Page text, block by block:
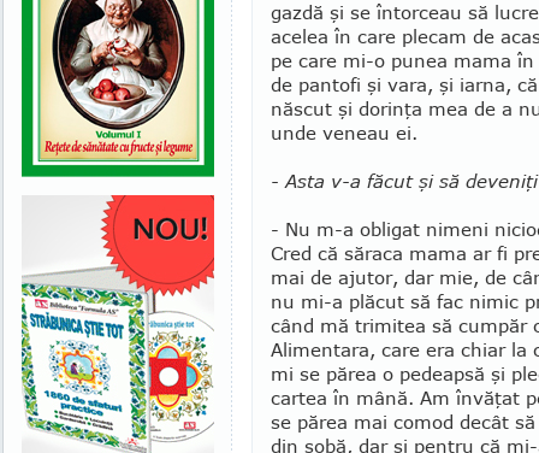
gazdă şi se întorceau să
acelea în care plecam de
pe care mi-o punea mama
de pantofi şi vara, şi iarna,
născut şi dorinţa mea de a
unde veneau ei.
- Asta v-a făcut şi să
- Nu m-a obligat nimeni
Cred că săraca mama ar fi
mai de ajutor, dar mie, de
nu mi-a plăcut să fac nimic
când mă trimitea să cumpăr
Alimentara, care era chiar la
mi se părea o pedeapsă şi
cartea în mână. Am învăţat
se părea mai comod decât
din sobă, dar şi pentru că